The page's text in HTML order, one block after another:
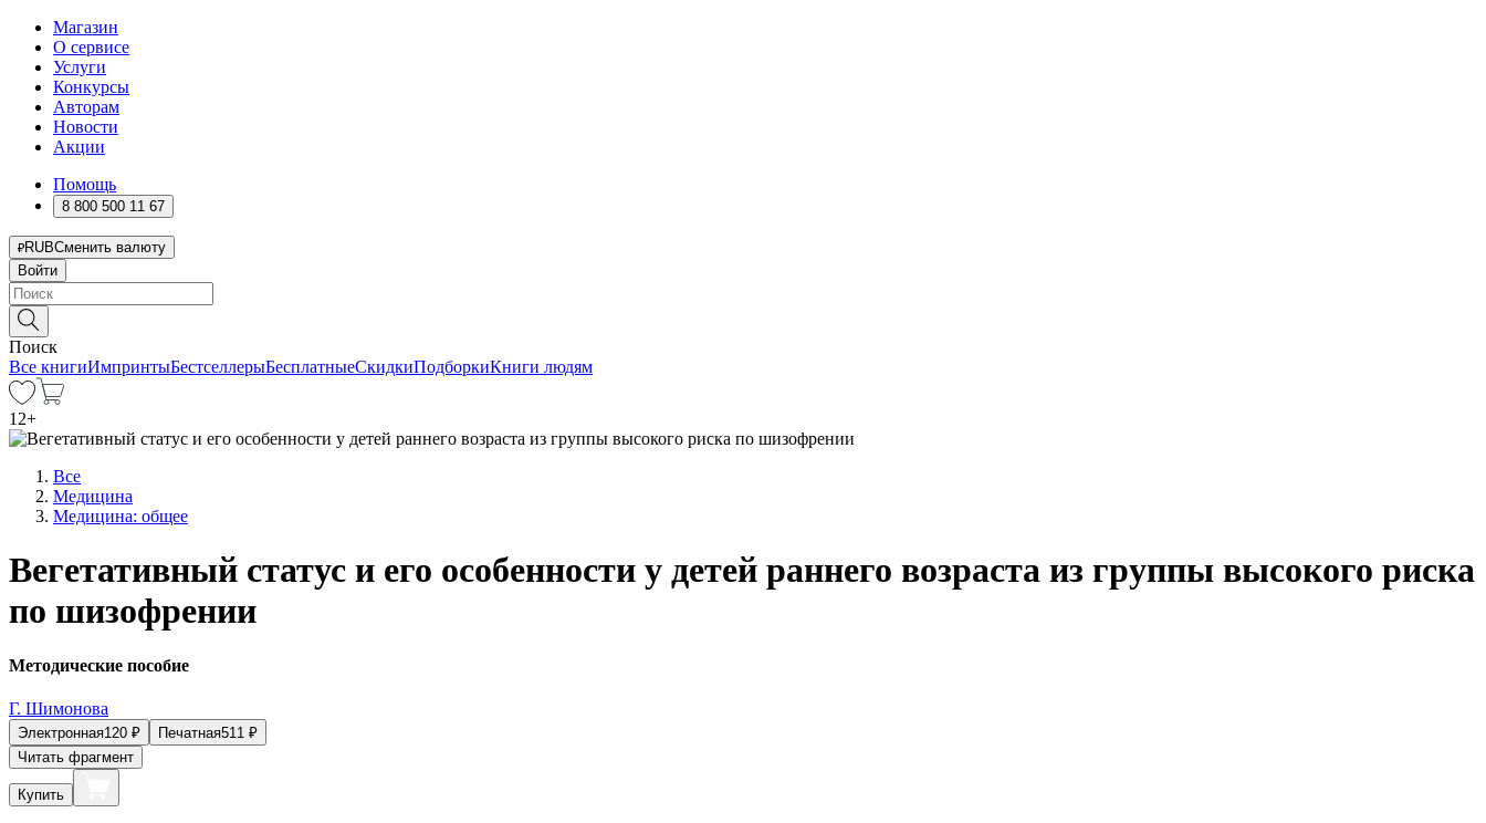
Магазин
О сервисе
Услуги
Конкурсы
Авторам
Новости
Акции
Помощь
8 800 500 11 67
RUBСменить валюту
Войти
Поиск
Все книгиИмпринтыБестселлерыБесплатныеСкидкиПодборкиКниги людям
12+
Все
Медицина
Медицина: общее
Вегетативный статус и его особенности у детей раннего возраста из группы высокого риска
по шизофрении
Методические пособие
Г. Шимонова
Электронная120 ₽ Печатная511 ₽
Читать фрагмент
Купить